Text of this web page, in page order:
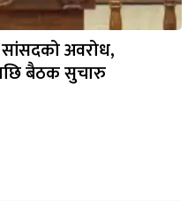
सांसदको अवरोध,
बैठक सुचारु